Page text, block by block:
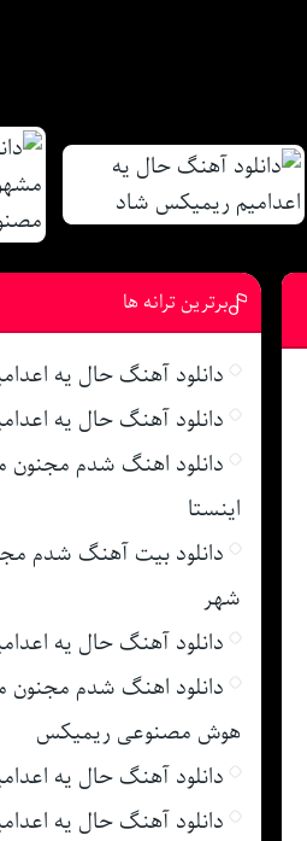
برترین ترانه ها
دانلود آهنگ حال یه
دانلود آهنگ حال یه
دانلود اهنگ شدم
اینستا
دانلود بیت آهنگ شدم
شهر
دانلود آهنگ حال یه
دانلود اهنگ شدم
هوش مصنوعی ریمیکس
دانلود آهنگ حال یه
دانلود آهنگ حال یه